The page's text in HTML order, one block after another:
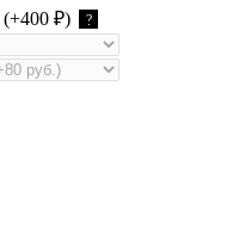
(+400 ₽) ?